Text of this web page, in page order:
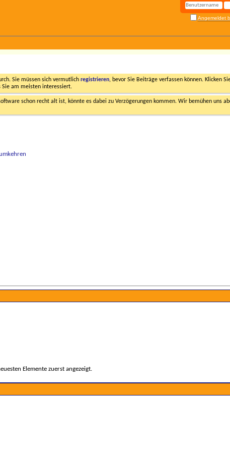
Angemeldet
Sie müssen sich vermutlich registrieren, bevor Sie Beiträge verfassen können. Klicken
Sie am meisten interessiert.
schon recht alt ist, könnte es dabei zu Verzögerungen kommen. Wir bemühen uns
Elemente zuerst angezeigt.